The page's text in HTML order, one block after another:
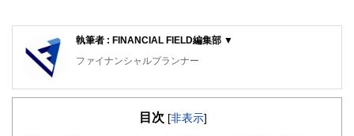
執筆者 : FINANCIAL FIELD編集部 ▼
ファイナンシャルプランナー
FinancialField編集部は、金融、経済に関する記事を、日々
知識がない方でも理解できるようわかりやすく発信していま
目次 [非表示]